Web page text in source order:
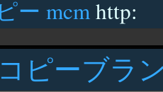
ー mcmhttp:
ピーブラ